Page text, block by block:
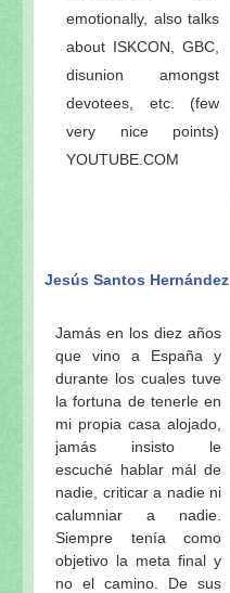
emotionally, also talks
about ISKCON, GBC,
disunion amongst
devotees, etc. (few
very nice points)
YOUTUBE.COM
Jesús Santos Hernández
Jamás en los diez años
que vino a España y
durante los cuales tuve
la fortuna de tenerle en
mi propia casa alojado,
jamás insisto le
escuché hablar mál de
nadie, criticar a nadie ni
calumniar a nadie.
Siempre tenía como
objetivo la meta final y
no el camino. De sus
construir junto a ellos,
aunque sea de forma
independiente, cada
uno desde su propia
casa, un mundo mejor.
Gracias Visuddha-
sattva Das prabhu por
traer estas imagenes y
sí fueramos inteligentes
todos deberíamos
aprender de ellas y sus
enseñanzas y